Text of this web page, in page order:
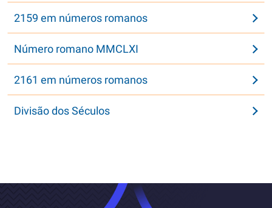
2159 em números romanos
Número romano MMCLXI
2161 em números romanos
Divisão dos Séculos